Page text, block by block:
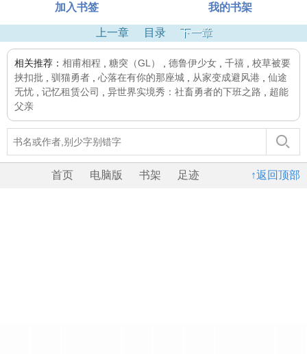
加入书签 我的书架
上一章 目录 下一章
相关推荐： 相甫相程 糖突（GL） 德鲁伊少女 千禧
校草被要
挟扣批
驯猫勇者 心落在有你的那座城 从家变成避风港
仙途
无忧
记忆租赁公司 异世界实境秀：社畜勇者的下班之路
超能
父亲
↑返回顶部
首页 电脑版 书架 足迹